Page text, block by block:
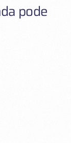
pode